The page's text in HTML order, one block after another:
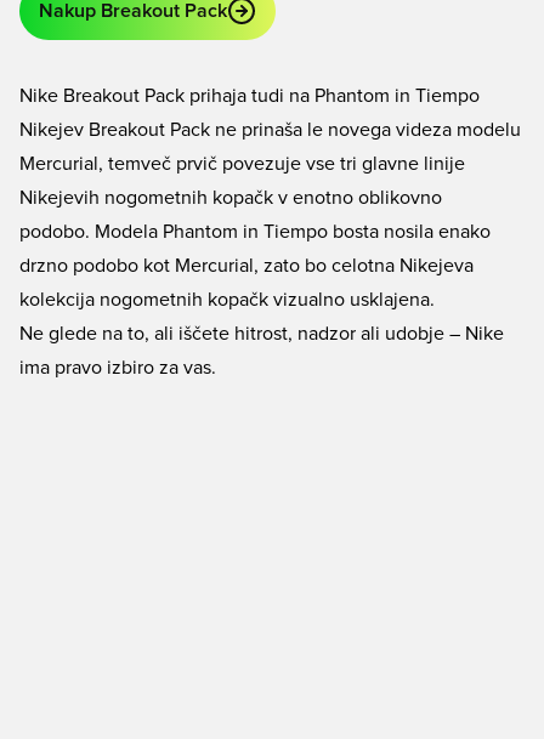
Nakup Breakout Pack
Nike Breakout Pack prihaja tudi na Phantom in Tiempo
Nikejev Breakout Pack ne prinaša le novega videza modelu
Mercurial, temveč prvič povezuje vse tri glavne linije
Nikejevih nogometnih kopačk v enotno oblikovno
podobo. Modela Phantom in Tiempo bosta nosila enako
drzno podobo kot Mercurial, zato bo celotna Nikejeva
kolekcija nogometnih kopačk vizualno usklajena.
Ne glede na to, ali iščete hitrost, nadzor ali udobje – Nike
ima pravo izbiro za vas.